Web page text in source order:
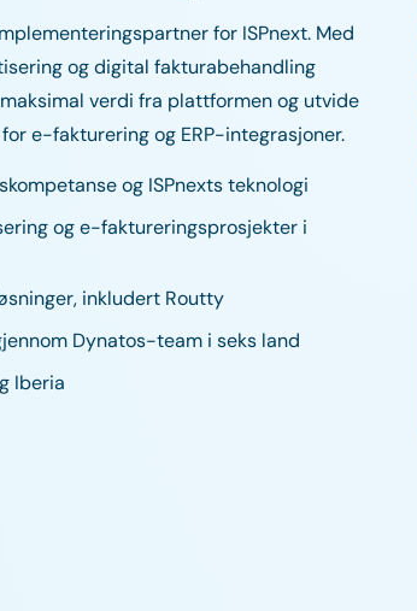
for ISPnext. Med
og digital fakturabehandling
verdi fra plattformen og utvide
e-fakturering og ERP-integrasjoner.
og ISPnexts teknologi
og e-faktureringsprosjekter i
inkludert Routty
Dynatos-team i seks land
Iberia